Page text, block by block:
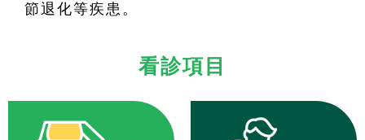
節退化等疾患。
看診項目